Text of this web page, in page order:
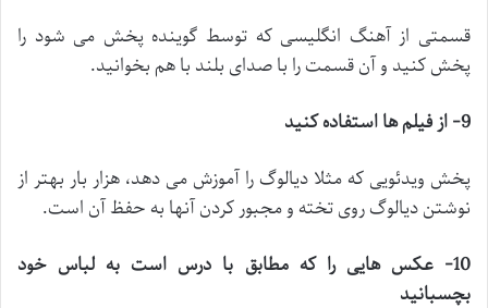
قسمتی از آهنگ انگلیسی که توسط گوینده پخش می شود را
پخش کنید و آن قسمت را با صدای بلند با هم بخوانید.
9- از فیلم ها استفاده کنید
پخش ویدئویی که مثلا دیالوگ را آموزش می دهد، هزار بار بهتر از
نوشتن دیالوگ روی تخته و مجبور کردن آنها به حفظ آن است.
10- عکس هایی را که مطابق با درس است به لباس خود
بچسبانید